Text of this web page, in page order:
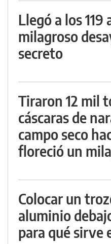
Llegó a los 119
milagroso
secreto
Tiraron 12 mil
cáscaras de
campo seco
floreció un
Colocar un
aluminio
para qué sirve